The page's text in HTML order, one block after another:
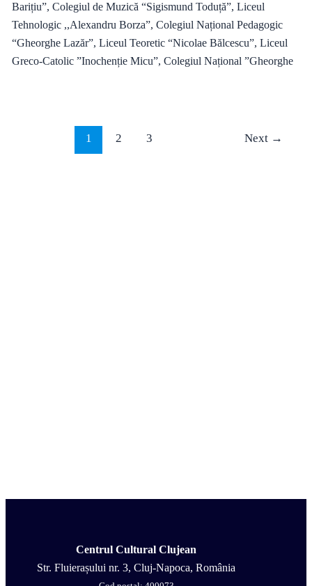
Barițiu”, Colegiul de Muzică “Sigismund Toduță”, Liceul
Tehnologic ,,Alexandru Borza”, Colegiul Național Pedagogic
“Gheorghe Lazăr”, Liceul Teoretic “Nicolae Bălcescu”, Liceul
Greco-Catolic ”Inochenție Micu”, Colegiul Național ”Gheorghe
1 2 3 Next →
Centrul Cultural Clujean
Str. Fluierașului nr. 3, Cluj-Napoca, România